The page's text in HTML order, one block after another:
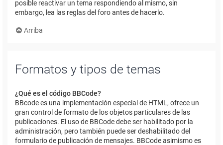
posible reactivar un tema respondiendo al mismo, sin
embargo, lea las reglas del foro antes de hacerlo.
Arriba
Formatos y tipos de temas
¿Qué es el código BBCode?
BBcode es una implementación especial de HTML, ofrece un
gran control de formato de los objetos particulares de las
publicaciones. El uso de BBCode debe ser habilitado por la
administración, pero también puede ser deshabilitado del
formulario de publicación de mensajes. BBCode asimismo es